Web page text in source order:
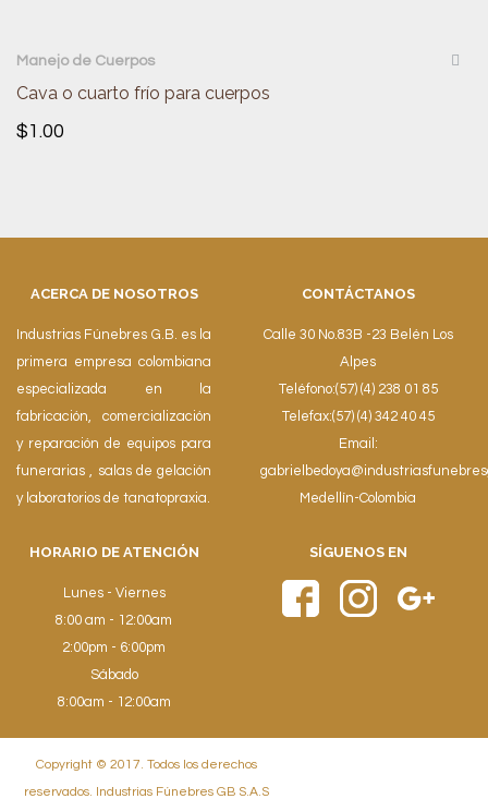
Manejo de Cuerpos
Cava o cuarto frío para cuerpos
$1.00
ACERCA DE NOSOTROS
Industrias Fúnebres G.B. es la
primera empresa colombiana
especializada en la
fabricación, comercialización
y reparación de equipos para
funerarias , salas de gelación
y laboratorios de tanatopraxia.
CONTÁCTANOS
Calle 30 No.83B -23 Belén Los
Alpes
Teléfono:(57) (4) 238 01 85
Telefax:(57) (4) 342 40 45
Email:
Medellín-Colombia
HORARIO DE ATENCIÓN
Lunes - Viernes
8:00 am - 12:00am
2:00pm - 6:00pm
Sábado
8:00am - 12:00am
SÍGUENOS EN
Copyright © 2017. Todos los derechos
reservados. Industrias Fúnebres GB S.A.S